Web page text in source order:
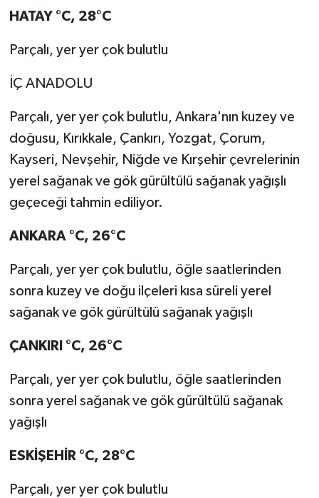
HATAY °C, 28°C
Parçalı, yer yer çok bulutlu
İÇ ANADOLU
Parçalı, yer yer çok bulutlu, Ankara'nın kuzey ve
doğusu, Kırıkkale, Çankırı, Yozgat, Çorum,
Kayseri, Nevşehir, Niğde ve Kırşehir çevrelerinin
yerel sağanak ve gök gürültülü sağanak yağışlı
geçeceği tahmin ediliyor.
ANKARA °C, 26°C
Parçalı, yer yer çok bulutlu, öğle saatlerinden
sonra kuzey ve doğu ilçeleri kısa süreli yerel
sağanak ve gök gürültülü sağanak yağışlı
ÇANKIRI °C, 26°C
Parçalı, yer yer çok bulutlu, öğle saatlerinden
sonra yerel sağanak ve gök gürültülü sağanak
yağışlı
ESKİŞEHİR °C, 28°C
Parçalı, yer yer çok bulutlu